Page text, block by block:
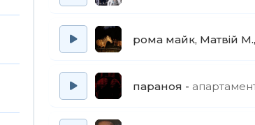
рома майк, Матвій
параноя